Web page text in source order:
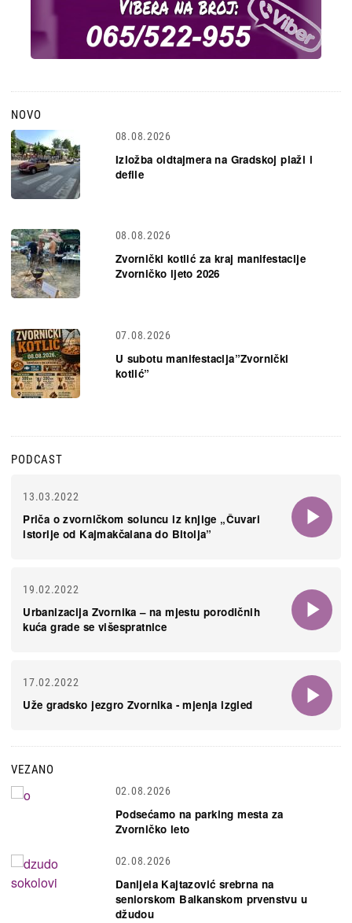
NOVO
08.08.2026
Izložba oldtajmera na Gradskoj plaži i
defile
08.08.2026
Zvornički kotlić za kraj manifestacije
Zvorničko ljeto 2026
07.08.2026
U subotu manifestacija”Zvornički
kotlić”
PODCAST
13.03.2022
Priča o zvorničkom soluncu iz knjige „Čuvari
istorije od Kajmakčalana do Bitolja”
19.02.2022
Urbanizacija Zvornika – na mjestu porodičnih
kuća grade se višespratnice
17.02.2022
Uže gradsko jezgro Zvornika - mjenja izgled
VEZANO
02.08.2026
Podsećamo na parking mesta za
Zvorničko leto
02.08.2026
Danijela Kajtazović srebrna na
seniorskom Balkanskom prvenstvu u
džudou